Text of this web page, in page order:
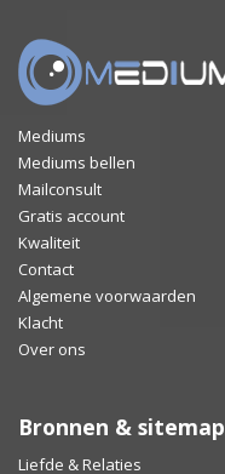
Mediums
Mediums bellen
Mailconsult
Gratis account
Kwaliteit
Contact
Algemene voorwaarden
Klacht
Over ons
Bronnen & sitemap
Liefde & Relaties